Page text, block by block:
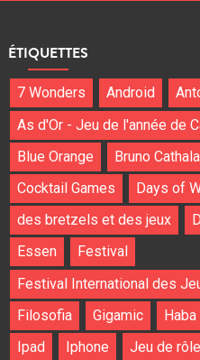
ÉTIQUETTES
7 Wonders Android
As d'Or - Jeu de l'année de
Blue Orange
Bruno Cathala
Cocktail Games
Days of
des bretzels et des jeux
Essen
Festival
Festival International des
Filosofia
Gigamic Haba
Ipad
Iphone Jeu de rôle